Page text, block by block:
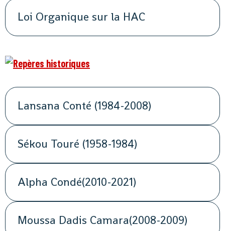
Loi Organique sur la HAC
Lansana Conté (1984-2008)
Sékou Touré (1958-1984)
Alpha Condé(2010-2021)
Moussa Dadis Camara(2008-2009)